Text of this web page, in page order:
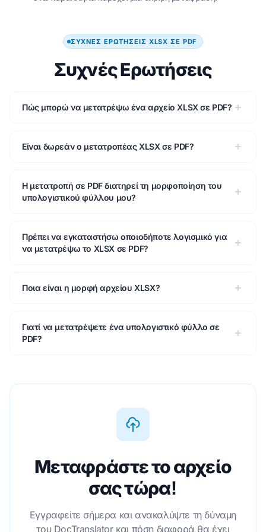
ΣΥΧΝΈΣ ΕΡΩΤΉΣΕΙΣ XLSX ΣΕ PDF
Συχνές Ερωτήσεις
Πώς μπορώ να μετατρέψω ένα αρχείο XLSX σε PDF?
Είναι δωρεάν ο μετατροπέας XLSX σε PDF?
Η μετατροπή σε PDF διατηρεί τη μορφοποίηση του
υπολογιστικού φύλλου μου?
Πρέπει να εγκαταστήσω οποιοδήποτε λογισμικό για
να μετατρέψω το XLSX σε PDF?
Ποια είναι η μορφή αρχείου XLSX?
Γιατί να μετατρέψετε ένα υπολογιστικό φύλλο σε
PDF?
Μεταφράστε το αρχείο
σας τώρα!
Εγγραφείτε σήμερα και ανακαλύψτε τη δύναμη
του DocTranslator και πόση διαφορά θα έχει